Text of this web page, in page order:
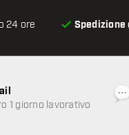
24 ore
1 giorno lavorativo